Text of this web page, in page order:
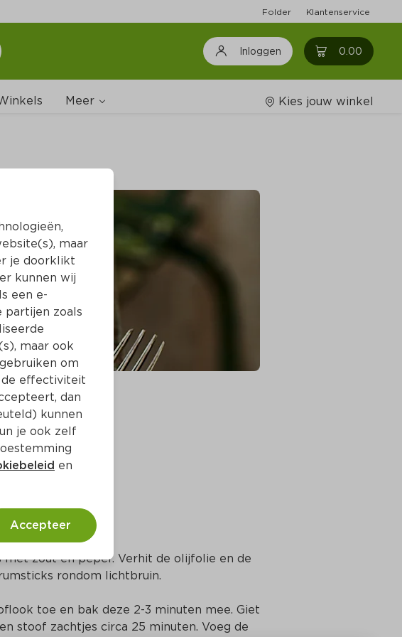
Folder Klantenservice
Inloggen 0.00 0
Meer
Wijnshop
Boodschappenlijstjes
Kies jouw winkel
met zout en peper. Verhit de olijfolie en de
rondom lichtbruin.
toe en bak deze 2-3 minuten mee. Giet
stoof zachtjes circa 25 minuten. Voeg de
maar
je doorklikt
kunnen wij
een e-
partijen zoals
maar ook
om
de effectiviteit
dan
kunnen
je ook zelf
en
Accepteer